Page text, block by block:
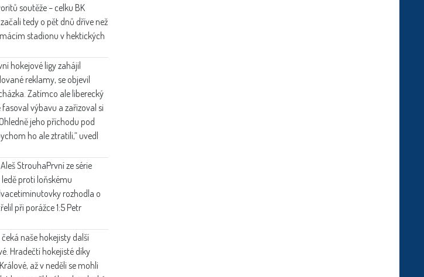
soutěže – celku BK
tedy o pět dnů dříve než
stadionu v hektických
hokejové ligy zahájil
reklamy, se objevil
Zatímco ale liberecký
výbavu a zařizoval si
jeho příchodu pod
ho ale ztratili,“ uvedl
Aleš StrouhaPrvní ze série
proti loňskému
rozhodla o
při porážce 1:5 Petr
naše hokejisty další
Hradečtí hokejisté díky
až v neděli se mohli